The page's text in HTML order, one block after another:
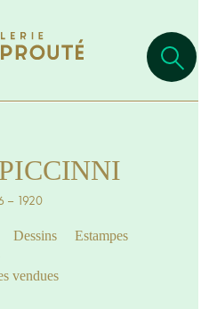
– 1920
Dessins Estampes
vendues